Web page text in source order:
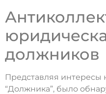
должников
Представляя интересы
“Должника”, было